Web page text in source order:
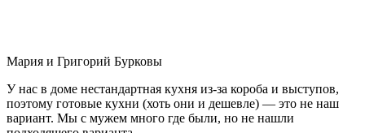
Мария и Григорий Бурковы
У нас в доме нестандартная кухня из-за короба и выступов,
поэтому готовые кухни (хоть они и дешевле) — это не наш
вариант. Мы с мужем много где были, но не нашли